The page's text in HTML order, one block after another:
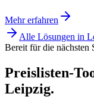
Mehr erfahren
Alle Lösungen in
Bereit für die nächsten
Preislisten-
Leipzig.